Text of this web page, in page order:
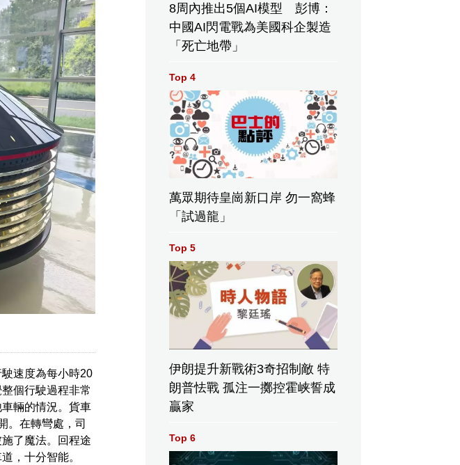
速度為每小時20
個行駛過程非常
輛的情況。貨車
。在轉彎處，司
了魔法。回程途
，十分智能。
8周內推出5個AI模型 彭博：
中國AI閃電戰為美國科企製造
「死亡地帶」
Top 4
萬眾期待皇崗新口岸 勿一窩蜂
「試過龍」
Top 5
伊朗提升新戰術3奇招制敵 特
朗普怯戰 孤注一擲控霍峡誓成
贏家
Top 6